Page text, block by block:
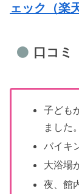
ェック（楽
口コミ
子ども
ました。
バイキ
大浴場
夜、館